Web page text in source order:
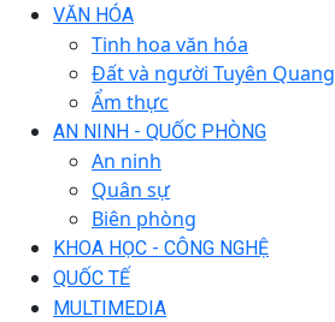
VĂN HÓA
Tinh hoa văn hóa
Đất và người Tuyên Quang
Ẩm thực
AN NINH - QUỐC PHÒNG
An ninh
Quân sự
Biên phòng
KHOA HỌC - CÔNG NGHỆ
QUỐC TẾ
MULTIMEDIA